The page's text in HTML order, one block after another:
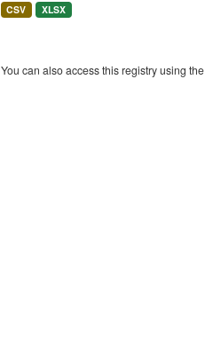
CSV XLSX
You can also access this registry using the